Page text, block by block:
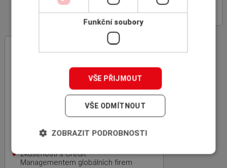
rodinná firma, 100% český kapitál,
zkušenosti z mezinárodní sítě
specializovaných makléřů ICBA
nezávislost, nejvýhodnější nabídka,
úspora času a kapacity vašich
zaměstnanců
zkušenosti s Credit
Managementem globálních firem
Funkční soubory
VŠE PŘIJMOUT
VŠE ODMÍTNOUT
ZOBRAZIT PODROBNOSTI